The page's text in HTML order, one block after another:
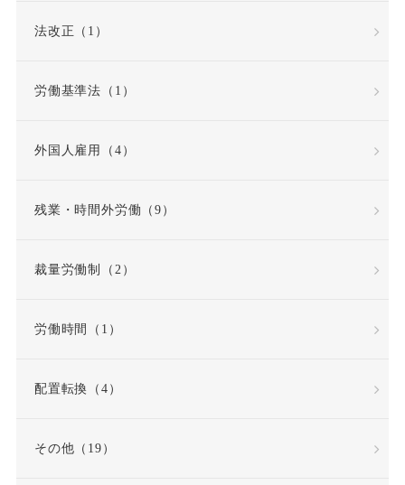
法改正（1）
労働基準法（1）
外国人雇用（4）
残業・時間外労働（9）
裁量労働制（2）
労働時間（1）
配置転換（4）
その他（19）